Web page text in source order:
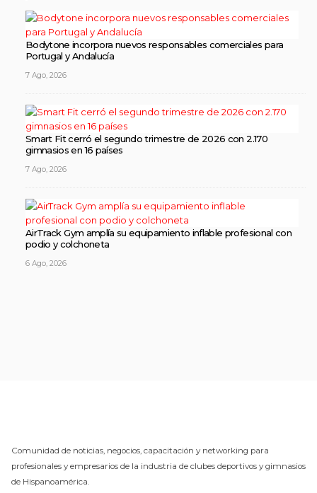
Bodytone incorpora nuevos responsables comerciales para
Portugal y Andalucía
7 Ago, 2026
Smart Fit cerró el segundo trimestre de 2026 con 2.170
gimnasios en 16 países
7 Ago, 2026
AirTrack Gym amplía su equipamiento inflable profesional con
podio y colchoneta
6 Ago, 2026
Comunidad de noticias, negocios, capacitación y networking para
profesionales y empresarios de la industria de clubes deportivos y gimnasios
de Hispanoamérica.